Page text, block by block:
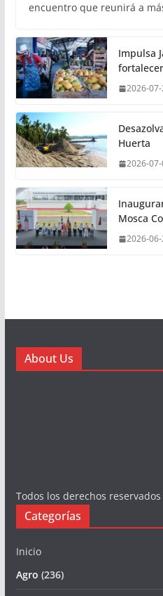
encuentro que reunirá a
Impulsa
2026-
Huerta
2026-
Mosca
2026-
About Us
Todos los derechos
Categorías
Inicio
Agro (236)